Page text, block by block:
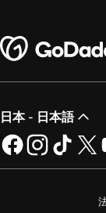
登録アプリ
日本 - 日本語